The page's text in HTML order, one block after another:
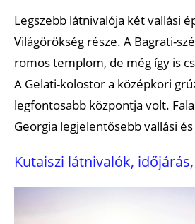
Legszebb látnivalója két vallási
Világörökség része. A Bagrati-
romos templom, de még így is
A Gelati-kolostor a középkori
legfontosabb központja volt.
Georgia legjelentősebb vallási
Kutaiszi látnivalók,